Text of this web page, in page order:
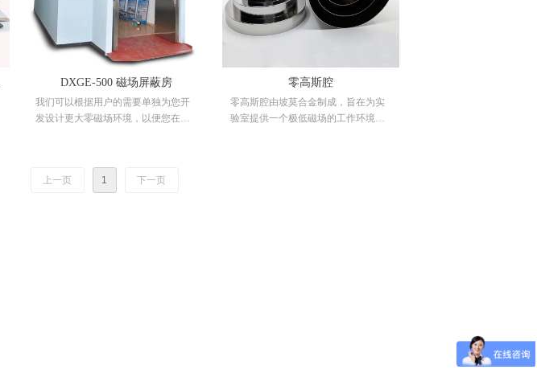
具意义，已被广泛应用。
DXGE-500 磁场屏蔽房
我们可以根据用户的需要单独为您开
发设计更大零磁场环境，以便您在拥
生产各类非晶软磁材料、纳米晶体软
磁材料，可在零磁腔内加入样品测试
零高斯腔
零高斯腔由坡莫合金制成，旨在为实
验室提供一个极低磁场的工作环境。
上一页 1 下一页